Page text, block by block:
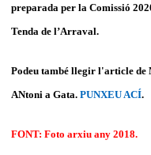
preparada per la Comissió
Tenda de l’Arraval.
Podeu també llegir l'article de
ANtoni a Gata. PUNXEU ACÍ.
FONT: Foto arxiu any 2018.